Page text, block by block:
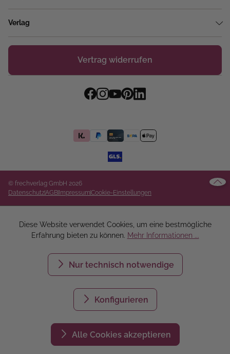
Verlag
Vertrag widerrufen
© frechverlag GmbH 2026
DatenschutzAGB ImpressumCookie-Einstellungen
Diese Website verwendet Cookies, um eine bestmögliche
Erfahrung bieten zu können. Mehr Informationen ...
Nur technisch notwendige
Konfigurieren
Alle Cookies akzeptieren